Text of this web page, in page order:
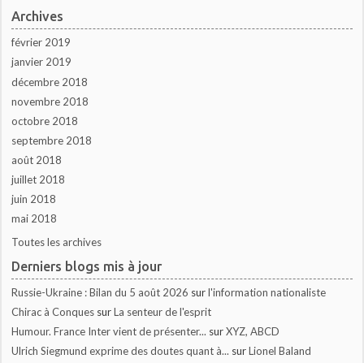
Archives
février 2019
janvier 2019
décembre 2018
novembre 2018
octobre 2018
septembre 2018
août 2018
juillet 2018
juin 2018
mai 2018
Toutes les archives
Derniers blogs mis à jour
Russie-Ukraine : Bilan du 5 août 2026 surl'information nationaliste
Chirac à Conques surLa senteur de l'esprit
Humour. France Inter vient de présenter... surXYZ, ABCD
Ulrich Siegmund exprime des doutes quant à... surLionel Baland